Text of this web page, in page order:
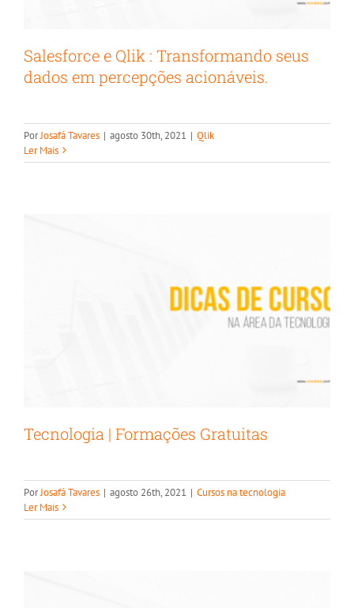
Salesforce e Qlik : Transformando seus
dados em percepções acionáveis.
PorJosafá Tavares | agosto 30th, 2021 | Qlik
Ler Mais
Tecnologia | Formações Gratuitas
Tecnologia | Formações Gratuitas
PorJosafá Tavares | agosto 26th, 2021 | Cursos na tecnologia
Ler Mais
Intelligence aplicado ao funil de vendas
Microsoft Power BI